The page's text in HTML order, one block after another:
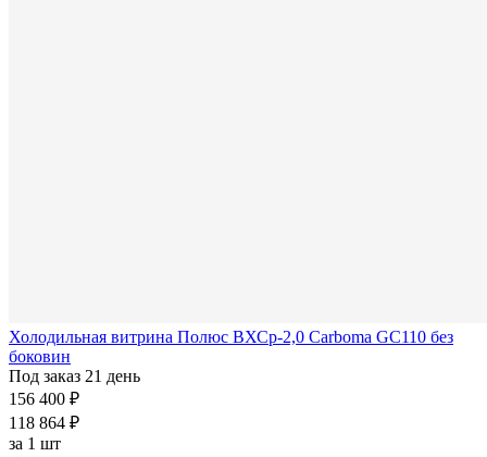
Холодильная витрина Полюс ВХСр-2,0 Carboma GC110 без
боковин
Под заказ 21 день
156 400 ₽
118 864 ₽
за 1 шт